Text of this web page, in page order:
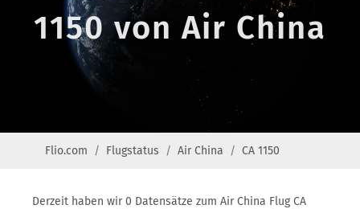
1150 von Air China
Flio.com Flugstatus Air China CA 1150
Derzeit haben wir 0 Datensätze zum Air China Flug CA